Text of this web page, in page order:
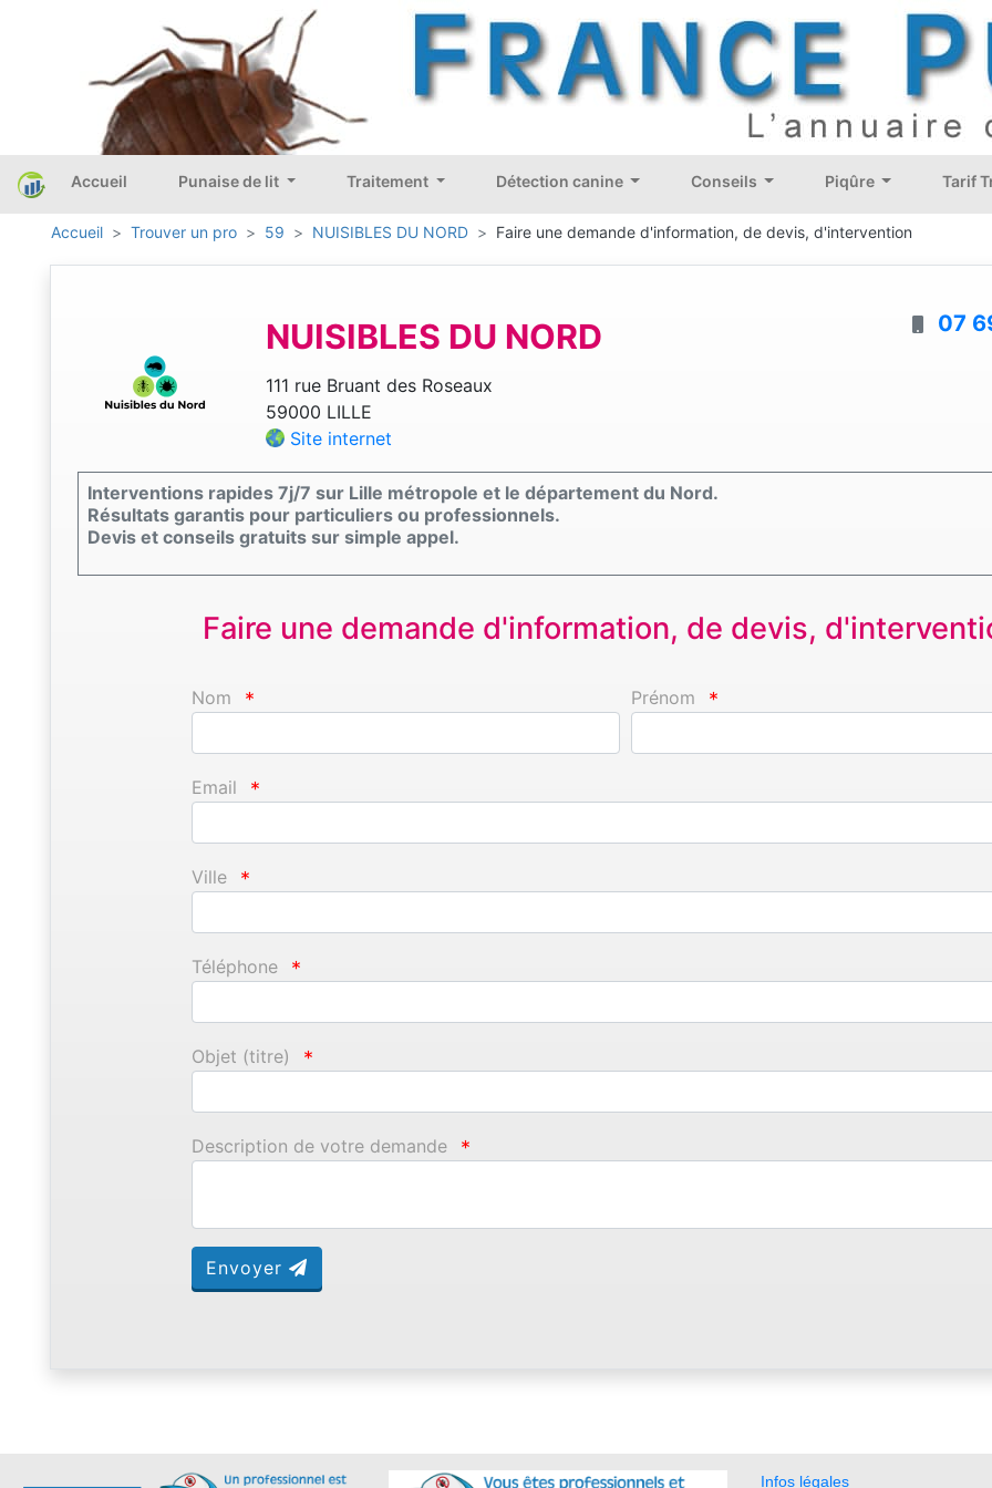
Accueil Punaise de lit Traitement Détection canine Conseils Piqûre Tarif
Accueil Trouver un pro 59 NUISIBLES DU NORD Faire une demande d'information, de devis, d'intervention
NUISIBLES DU NORD
111 rue Bruant des Roseaux
59000 LILLE
Site internet
07
Interventions rapides 7j/7 sur Lille métropole et le département du Nord.
Résultats garantis pour particuliers ou professionnels.
Devis et conseils gratuits sur simple appel.
Faire une demande d'information, de devis,
Nom * Prénom *
Email *
Ville *
Téléphone *
Objet (titre) *
Description de votre demande *
Envoyer
Infos légales